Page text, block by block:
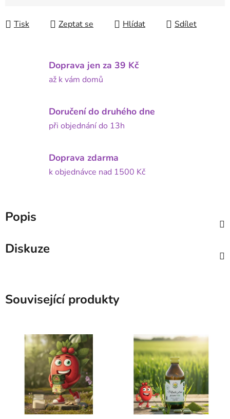
Tisk Zeptat se Hlídat Sdílet
Doprava jen za 39 Kč
až k vám domů
Doručení do druhého dne
při objednání do 13h
Doprava zdarma
k objednávce nad 1500 Kč
Popis
Diskuze
Související produkty